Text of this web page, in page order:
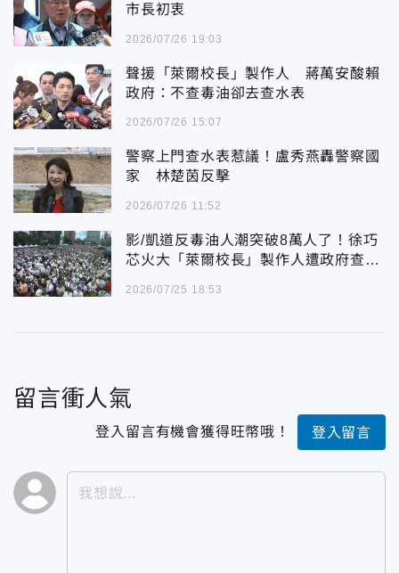
市長初衷
2026/07/26 19:03
聲援「萊爾校長」製作人 蔣萬安酸賴
政府：不查毒油卻去查水表
2026/07/26 15:07
警察上門查水表惹議！盧秀燕轟警察國
家 林楚茵反擊
2026/07/26 11:52
影/凱道反毒油人潮突破8萬人了！徐巧
芯火大「萊爾校長」製作人遭政府查水
2026/07/25 18:53
留言衝人氣
登入留言有機會獲得旺幣哦！ 登入留言